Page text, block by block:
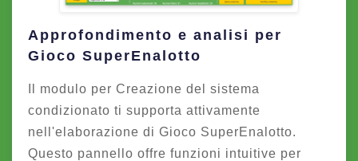
Approfondimento e analisi per
Gioco SuperEnalotto
Il modulo per Creazione del sistema
condizionato ti supporta attivamente
nell'elaborazione di Gioco SuperEnalotto.
Questo pannello offre funzioni intuitive per